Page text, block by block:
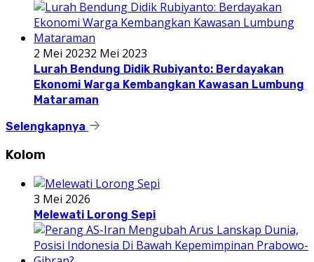
2 Mei 20232 Mei 2023
Lurah Bendung Didik Rubiyanto: Berdayakan
Ekonomi Warga Kembangkan Kawasan Lumbung
Mataraman
Selengkapnya
Kolom
3 Mei 2026
Melewati Lorong Sepi